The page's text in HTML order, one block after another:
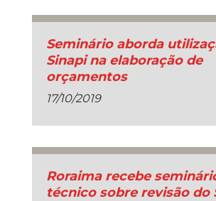
Seminário aborda
Sinapi na elaboração de
orçamentos
17/10/2019
Roraima recebe
técnico sobre revisão do